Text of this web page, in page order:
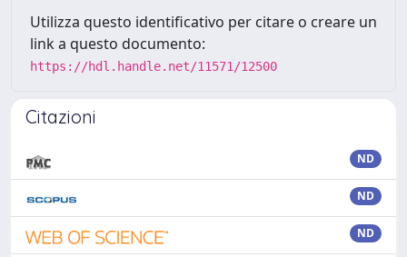
Utilizza questo identificativo per citare o creare un
link a questo documento:
https://hdl.handle.net/11571/12500
Citazioni
ND
ND
ND